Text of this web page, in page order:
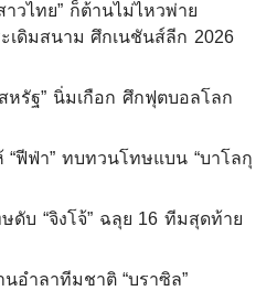
วไทย” ก็ต้านไม่ไหวพ่าย
เดิมสนาม ศึกเนชันส์ลีก 2026
สหรัฐ” นิ่มเกือก ศึกฟุตบอลโลก
“ฟีฟ่า” ทบทวนโทษแบน “บาโลกุ
ดับ “จิงโจ้” ฉลุย 16 ทีมสุดท้าย
นอำลาทีมชาติ “บราซิล”